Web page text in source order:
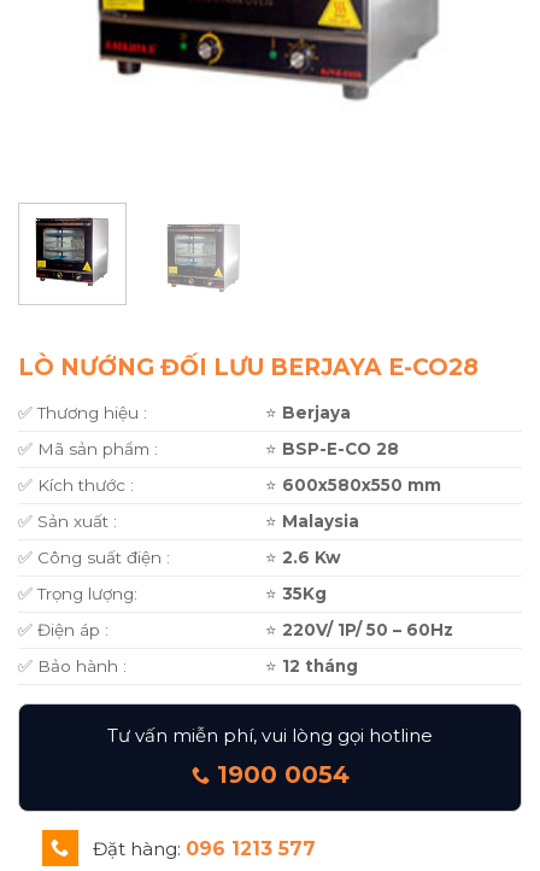
LÒ NƯỚNG ĐỐI LƯU BERJAYA E-CO28
✅ Thương hiệu : ⭐ Berjaya
✅ Mã sản phẩm :
⭐ BSP-E-CO 28
✅ Kích thước :
⭐ 600x580x550 mm
✅ Sản xuất :
⭐ Malaysia
✅ Công suất điện :
⭐ 2.6 Kw
✅ Trọng lượng:
⭐ 35Kg
✅ Điện áp :
⭐ 220V/ 1P/ 50 – 60Hz
✅ Bảo hành :
⭐ 12 tháng
Tư vấn miễn phí, vui lòng gọi hotline
1900 0054
Đặt hàng: 096 1213 577